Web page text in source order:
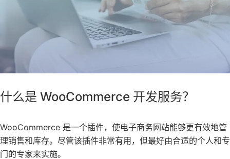
什么是 WooCommerce 开发服务？
WooCommerce 是一个插件，使电子商务网站能够更有效地管
理销售和库存。尽管该插件非常有用，但最好由合适的个人和专
门的专家来实施。